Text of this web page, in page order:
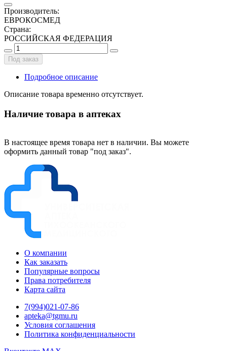
Производитель:
ЕВРОКОСМЕД
Страна:
РОССИЙСКАЯ ФЕДЕРАЦИЯ
Под заказ
Подробное описание
Описание товара временно отсутствует.
Наличие товара в аптеках
В настоящее время товара нет в наличии. Вы можете
оформить данный товар "под заказ".
О компании
Как заказать
Популярные вопросы
Права потребителя
Карта сайта
7(994)021-07-86
apteka@tgmu.ru
Условия соглашения
Политика конфиденциальности